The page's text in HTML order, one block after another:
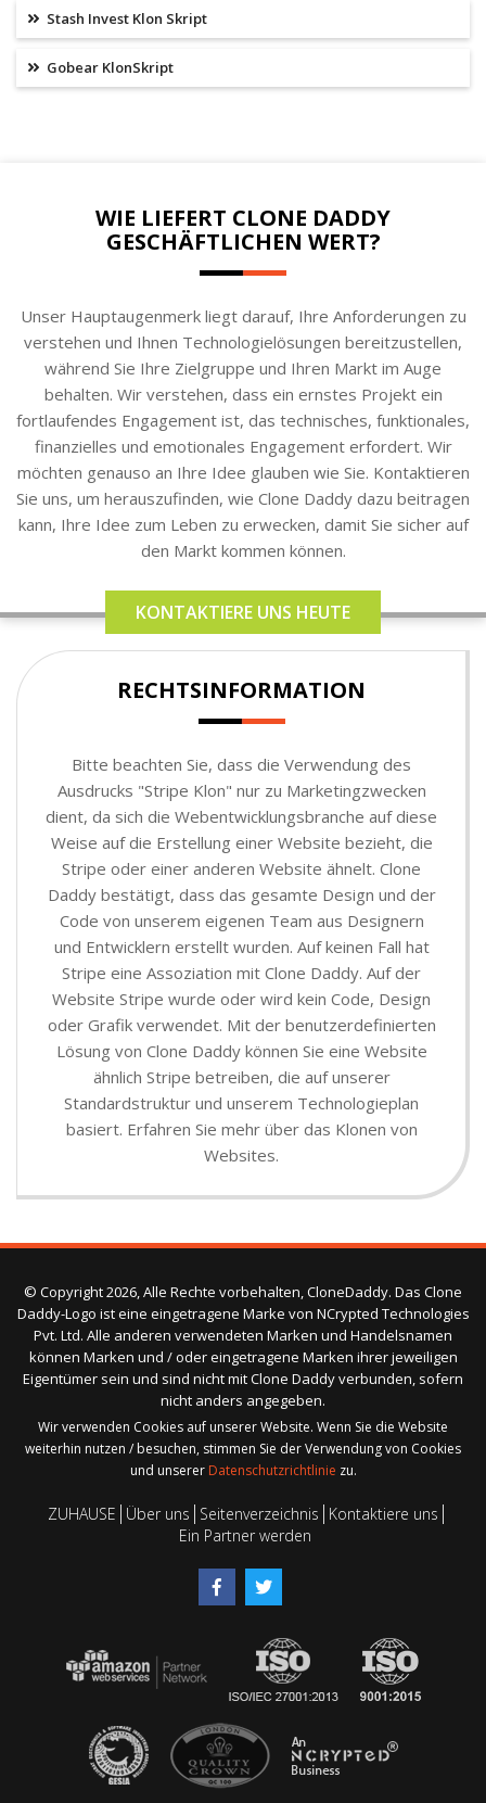
Stash Invest Klon Skript
Gobear KlonSkript
WIE LIEFERT CLONE DADDY
GESCHÄFTLICHEN WERT?
Unser Hauptaugenmerk liegt darauf, Ihre Anforderungen zu
verstehen und Ihnen Technologielösungen bereitzustellen,
während Sie Ihre Zielgruppe und Ihren Markt im Auge
behalten. Wir verstehen, dass ein ernstes Projekt ein
fortlaufendes Engagement ist, das technisches, funktionales,
finanzielles und emotionales Engagement erfordert. Wir
möchten genauso an Ihre Idee glauben wie Sie. Kontaktieren
Sie uns, um herauszufinden, wie Clone Daddy dazu beitragen
kann, Ihre Idee zum Leben zu erwecken, damit Sie sicher auf
den Markt kommen können.
KONTAKTIERE UNS HEUTE
RECHTSINFORMATION
Bitte beachten Sie, dass die Verwendung des
Ausdrucks "Stripe Klon" nur zu Marketingzwecken
dient, da sich die Webentwicklungsbranche auf diese
Weise auf die Erstellung einer Website bezieht, die
Stripe oder einer anderen Website ähnelt. Clone
Daddy bestätigt, dass das gesamte Design und der
Code von unserem eigenen Team aus Designern
und Entwicklern erstellt wurden. Auf keinen Fall hat
Stripe eine Assoziation mit Clone Daddy. Auf der
Website Stripe wurde oder wird kein Code, Design
oder Grafik verwendet. Mit der benutzerdefinierten
Lösung von Clone Daddy können Sie eine Website
ähnlich Stripe betreiben, die auf unserer
Standardstruktur und unserem Technologieplan
basiert. Erfahren Sie mehr über das Klonen von
Websites.
© Copyright 2026, Alle Rechte vorbehalten, CloneDaddy. Das Clone
Daddy-Logo ist eine eingetragene Marke von NCrypted Technologies
Pvt. Ltd. Alle anderen verwendeten Marken und Handelsnamen
können Marken und / oder eingetragene Marken ihrer jeweiligen
Eigentümer sein und sind nicht mit Clone Daddy verbunden, sofern
nicht anders angegeben.
Wir verwenden Cookies auf unserer Website. Wenn Sie die Website
weiterhin nutzen / besuchen, stimmen Sie der Verwendung von Cookies
und unserer Datenschutzrichtlinie zu.
ZUHAUSE Über uns Seitenverzeichnis Kontaktiere uns
Ein Partner werden